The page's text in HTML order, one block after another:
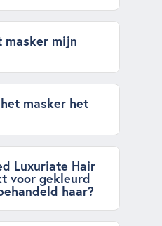
masker mijn
masker het
Luxuriate Hair
voor gekleurd
haar?